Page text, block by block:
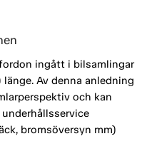
ingått i bilsamlingar
Av denna anledning
och kan
bromsöversyn mm)